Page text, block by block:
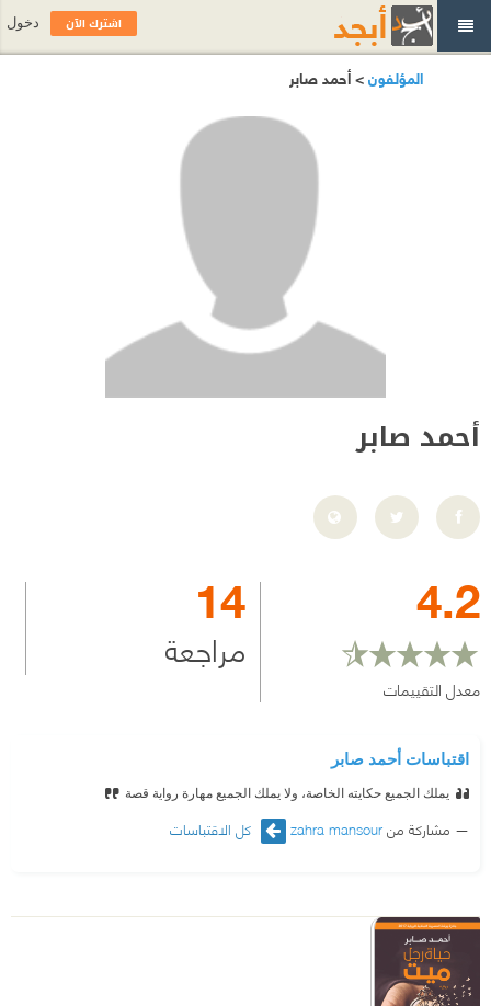
المؤلفون> أحمد صابر
أحمد صابر
4.2
معدل التقييمات
14
مراجعة
اقتباسات أحمد صابر
يملك الجميع حكايته الخاصة، ولا يملك الجميع مهارة رواية قصة
مشاركة منzahra mansour كل الاقتباسات
اشترك الآن دخول